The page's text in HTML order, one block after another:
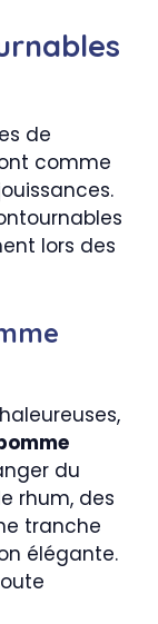
de
comme
lors des
du
rhum, des
tranche
élégante.